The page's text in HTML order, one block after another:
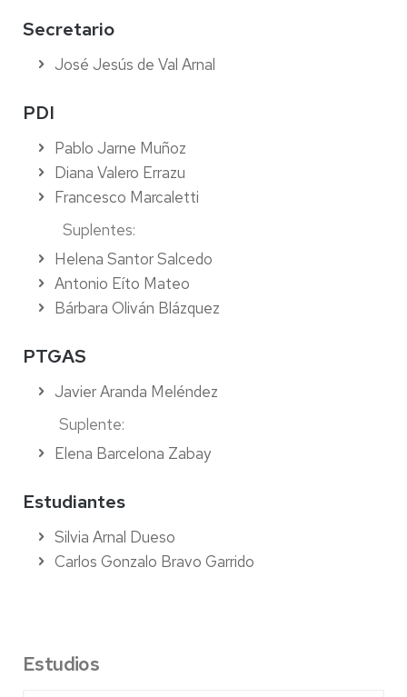
Secretario
José Jesús de Val Arnal
PDI
Pablo Jarne Muñoz
Diana Valero Errazu
Francesco Marcaletti
Suplentes:
Helena Santor Salcedo
Antonio Eíto Mateo
Bárbara Oliván Blázquez
PTGAS
Javier Aranda Meléndez
Suplente:
Elena Barcelona Zabay
Estudiantes
Silvia Arnal Dueso
Carlos Gonzalo Bravo Garrido
Estudios